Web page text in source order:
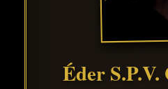
Éder S.P.V.